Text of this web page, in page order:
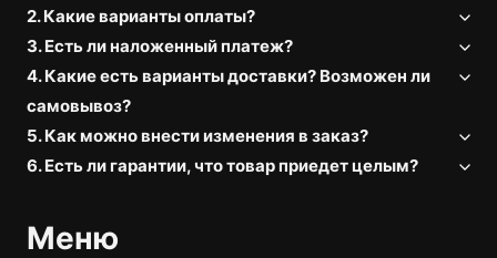
2. Какие варианты оплаты?
3. Есть ли наложенный платеж?
4. Какие есть варианты доставки? Возможен ли
самовывоз?
5. Как можно внести изменения в заказ?
6. Есть ли гарантии, что товар приедет целым?
Меню